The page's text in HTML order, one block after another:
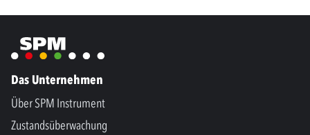
Das Unternehmen
Über SPM Instrument
Zustandsüberwachung